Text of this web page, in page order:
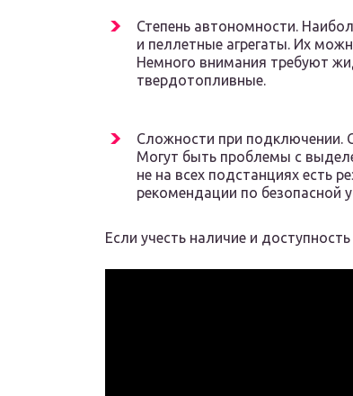
Степень автономности.
и пеллетные агрегаты. Их
Немного внимания требуют
твердотопливные.
Сложности при подключении.
Могут быть проблемы с
не на всех подстанциях есть
рекомендации по безопасной
Если учесть наличие и